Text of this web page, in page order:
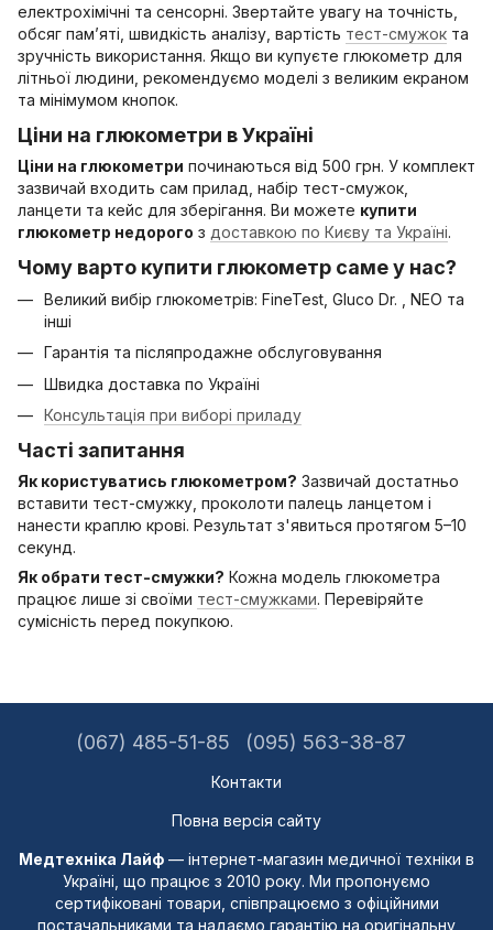
електрохімічні та сенсорні. Звертайте увагу на точність,
обсяг пам’яті, швидкість аналізу, вартість тест-смужок та
зручність використання. Якщо ви купуєте глюкометр для
літньої людини, рекомендуємо моделі з великим екраном
та мінімумом кнопок.
Ціни на глюкометри в Україні
Ціни на глюкометри починаються від 500 грн. У комплект
зазвичай входить сам прилад, набір тест-смужок,
ланцети та кейс для зберігання. Ви можете купити
глюкометр недорого з доставкою по Києву та Україні.
Чому варто купити глюкометр саме у нас?
Великий вибір глюкометрів: FineTest, Gluco Dr. , NEO та
інші
Гарантія та післяпродажне обслуговування
Швидка доставка по Україні
Консультація при виборі приладу
Часті запитання
Як користуватись глюкометром? Зазвичай достатньо
вставити тест-смужку, проколоти палець ланцетом і
нанести краплю крові. Результат з'явиться протягом 5–10
секунд.
Як обрати тест-смужки? Кожна модель глюкометра
працює лише зі своїми тест-смужками. Перевіряйте
сумісність перед покупкою.
(067) 485-51-85 (095) 563-38-87
Контакти
Повна версія сайту
Медтехніка Лайф — інтернет-магазин медичної техніки в
Україні, що працює з 2010 року. Ми пропонуємо
сертифіковані товари, співпрацюємо з офіційними
постачальниками та надаємо гарантію на оригінальну